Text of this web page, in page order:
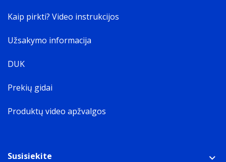
Kaip pirkti? Video instrukcijos
Užsakymo informacija
DUK
Prekių gidai
Produktų video apžvalgos
Susisiekite